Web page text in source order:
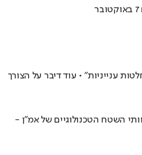
החלטות ענייניות" • עוד דיבר על הצורך
השטח הטכנולוגיים של אמ"ן -